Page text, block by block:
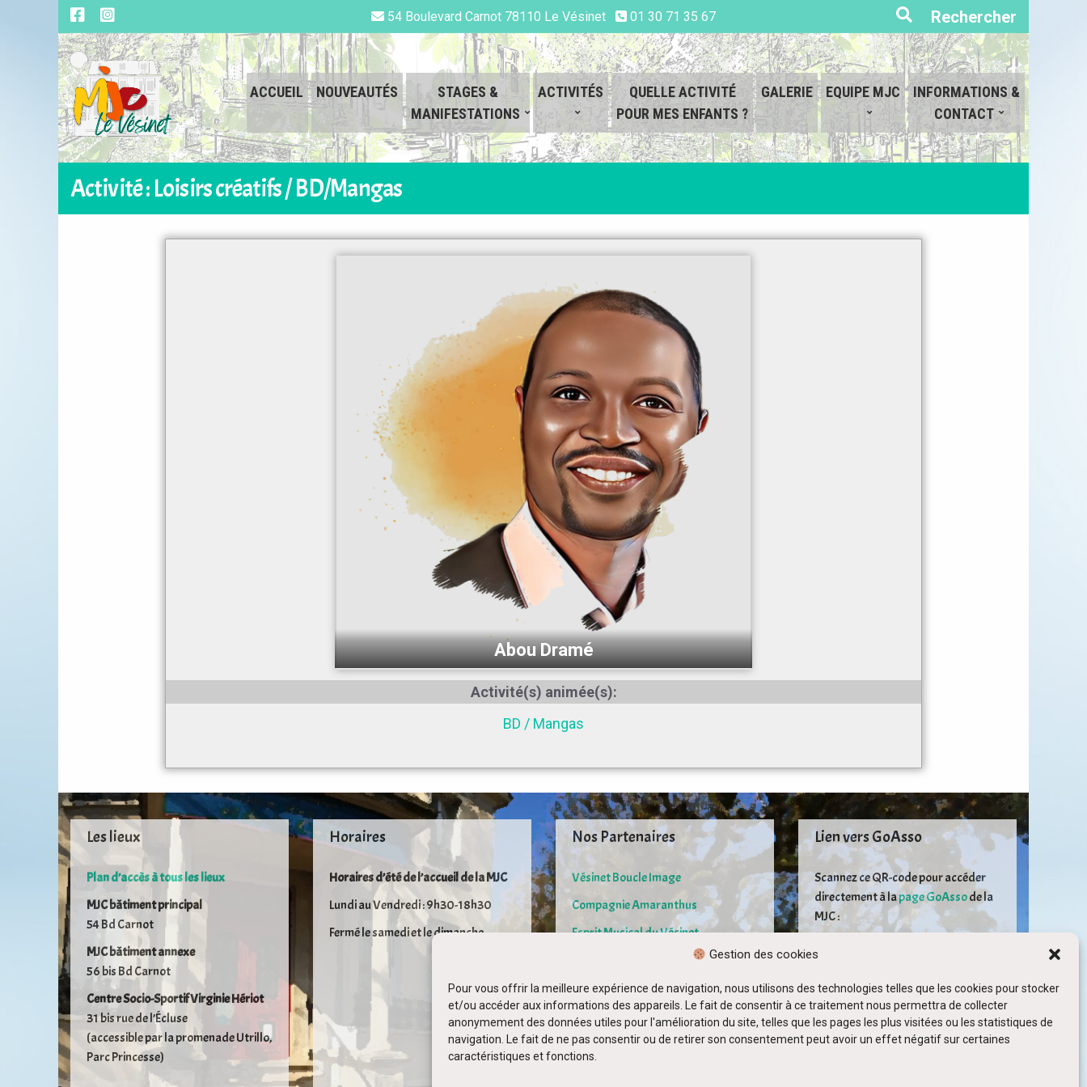
Gestion des cookies
Pour vous offrir la meilleure expérience de navigation, nous utilisons des technologies telles que les cookies pour stocker
et/ou accéder aux informations des appareils. Le fait de consentir à ce traitement nous permettra de collecter
anonymement des données utiles pour l'amélioration du site, telles que les pages les plus visitées ou les statistiques de
navigation. Le fait de ne pas consentir ou de retirer son consentement peut avoir un effet négatif sur certaines
caractéristiques et fonctions.
54 Boulevard Carnot 78110 Le Vésinet 01 30 71 35 67 Expand search form
Rechercher
ACCUEIL NOUVEAUTÉS
STAGES &
MANIFESTATIONS
ACTIVITÉS
QUELLE ACTIVITÉ
POUR MES ENFANTS ?
GALERIE EQUIPE MJC
INFORMATIONS &
CONTACT
Activité : Loisirs créatifs / BD/Mangas
Abou Dramé
Activité(s) animée(s):
BD / Mangas
Les lieux
Plan d’accès à tous les lieux
MJC bâtiment principal
54 Bd Carnot
MJC bâtiment annexe
56 bis Bd Carnot
Centre Socio-Sportif Virginie Hériot
31 bis rue de l’Écluse
(accessible par la promenade Utrillo,
Parc Princesse)
Horaires
Horaires d’été de l’accueil de la MJC
Lundi au Vendredi : 9h30-18h30
Fermé le samedi et le dimanche
Nos Partenaires
Vésinet Boucle Image
Compagnie Amaranthus
Esprit Musical du Vésinet
Lien vers GoAsso
Scannez ce QR-code pour accéder
directement à lapage GoAssode la
MJC :